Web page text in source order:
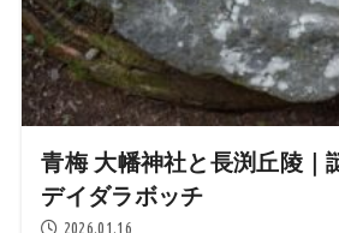
青梅 大幡神社と長渕丘陵｜
デイダラボッチ
2026.01.16